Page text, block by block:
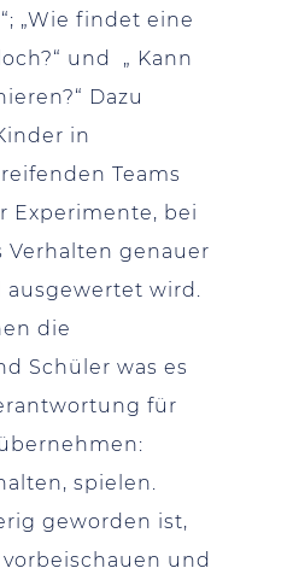
„Wie findet eine
und „ Kann
Dazu
in
Teams
Experimente, bei
genauer
ausgewertet wird.
die
Schüler was es
für
spielen.
geworden ist,
und